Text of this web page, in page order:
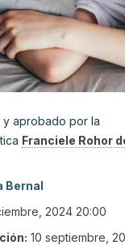
y aprobado por la
Franciele Rohor
Bernal
2024 20:00
10 septiembre,